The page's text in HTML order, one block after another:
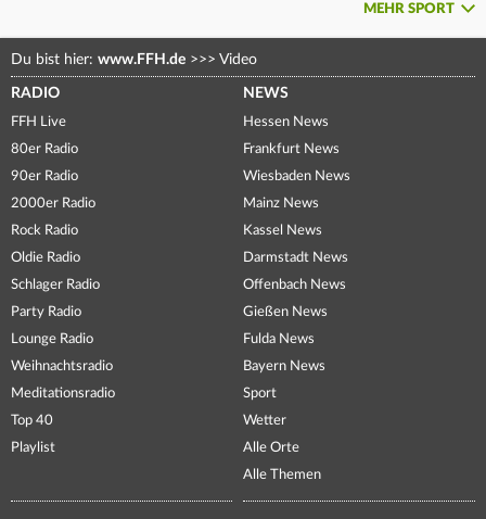
MEHR SPORT
Du bist hier: www.FFH.de >>> Video
RADIO
FFH Live
80er Radio
90er Radio
2000er Radio
Rock Radio
Oldie Radio
Schlager Radio
Party Radio
Lounge Radio
Weihnachtsradio
Meditationsradio
Top 40
Playlist
NEWS
Hessen News
Frankfurt News
Wiesbaden News
Mainz News
Kassel News
Darmstadt News
Offenbach News
Gießen News
Fulda News
Bayern News
Sport
Wetter
Alle Orte
Alle Themen